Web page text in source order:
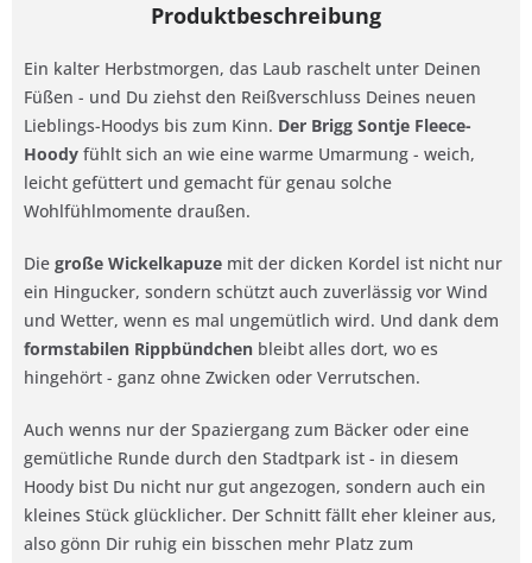
Produktbeschreibung
Ein kalter Herbstmorgen, das Laub raschelt unter Deinen
Füßen - und Du ziehst den Reißverschluss Deines neuen
Lieblings-Hoodys bis zum Kinn. Der Brigg Sontje Fleece-
Hoody fühlt sich an wie eine warme Umarmung - weich,
leicht gefüttert und gemacht für genau solche
Wohlfühlmomente draußen.
Die große Wickelkapuze mit der dicken Kordel ist nicht nur
ein Hingucker, sondern schützt auch zuverlässig vor Wind
und Wetter, wenn es mal ungemütlich wird. Und dank dem
formstabilen Rippbündchen bleibt alles dort, wo es
hingehört - ganz ohne Zwicken oder Verrutschen.
Auch wenns nur der Spaziergang zum Bäcker oder eine
gemütliche Runde durch den Stadtpark ist - in diesem
Hoody bist Du nicht nur gut angezogen, sondern auch ein
kleines Stück glücklicher. Der Schnitt fällt eher kleiner aus,
also gönn Dir ruhig ein bisschen mehr Platz zum